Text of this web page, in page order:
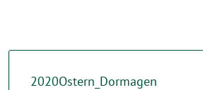
2020Ostern_Dormagen